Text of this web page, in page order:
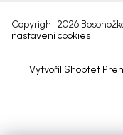
Vytvořil Shoptet
Copyright 2026
nastavení cookies